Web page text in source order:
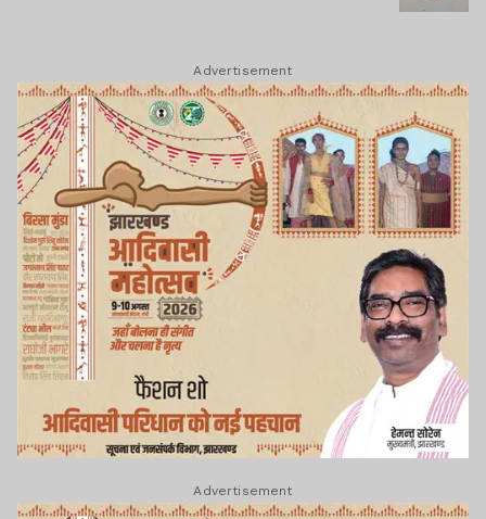
Advertisement
Advertisement